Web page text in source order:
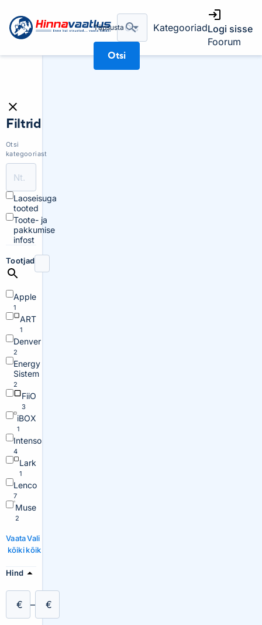
Täpsusta
Otsi
KategooriadLogi sisse
Foorum
Filtrid
Otsi
kategooriast
Laoseisuga
tooted
Toote- ja
pakkumise
infost
Tootjad
Apple
1
ART
1
Denver
2
Energy
Sistem
2
FiiO
3
iBOX
1
Intenso
4
Lark
1
Lenco
7
Muse
2
Vaata
kõiki
Vali
kõik
Hind
€ – €